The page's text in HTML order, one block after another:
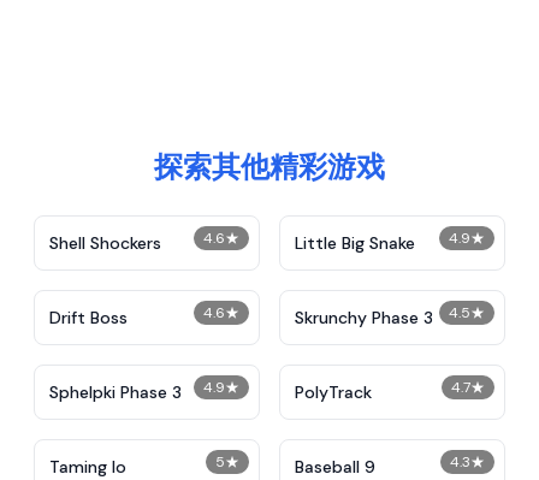
探索其他精彩游戏
4.6★
Shell Shockers 4.9★
Little Big Snake
4.6★
Drift Boss 4.5★
Skrunchy Phase 3
4.9★
Sphelpki Phase 3 4.7★
PolyTrack
5★
Taming Io 4.3★
Baseball 9